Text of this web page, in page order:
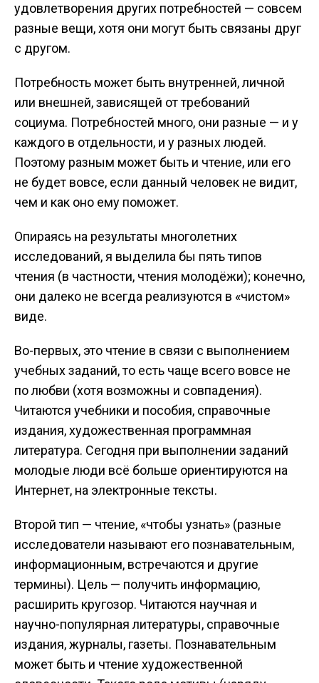
удовлетворения других потребностей — совсем
разные вещи, хотя они могут быть связаны друг
с другом.
Потребность может быть внутренней, личной
или внешней, зависящей от требований
социума. Потребностей много, они разные — и у
каждого в отдельности, и у разных людей.
Поэтому разным может быть и чтение, или его
не будет вовсе, если данный человек не видит,
чем и как оно ему поможет.
Опираясь на результаты многолетних
исследований, я выделила бы пять типов
чтения (в частности, чтения молодёжи); конечно,
они далеко не всегда реализуются в «чистом»
виде.
Во-первых, это чтение в связи с выполнением
учебных заданий, то есть чаще всего вовсе не
по любви (хотя возможны и совпадения).
Читаются учебники и пособия, справочные
издания, художественная программная
литература. Сегодня при выполнении заданий
молодые люди всё больше ориентируются на
Интернет, на электронные тексты.
Второй тип — чтение, «чтобы узнать» (разные
исследователи называют его познавательным,
информационным, встречаются и другие
термины). Цель — получить информацию,
расширить кругозор. Читаются научная и
научно-популярная литературы, справочные
издания, журналы, газеты. Познавательным
может быть и чтение художественной